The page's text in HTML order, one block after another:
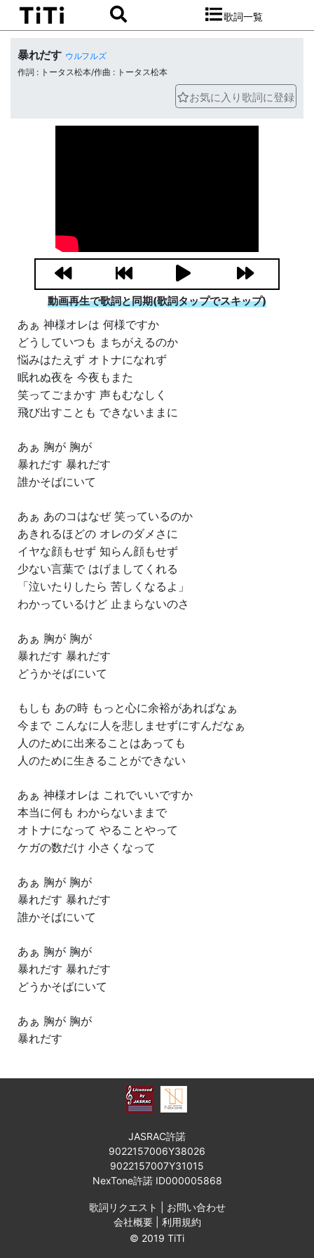
歌詞一覧
暴れだす ウルフルズ
作詞 : トータス松本/作曲 : トータス松本
お気に入り歌詞に登録
動画再生で歌詞と同期(歌詞タップでスキップ)
あぁ 神様オレは 何様ですか
どうしていつも まちがえるのか
悩みはたえず オトナになれず
眠れぬ夜を 今夜もまた
笑ってごまかす 声もむなしく
飛び出すことも できないままに
あぁ 胸が 胸が
暴れだす 暴れだす
誰かそばにいて
あぁ あのコはなぜ 笑っているのか
あきれるほどの オレのダメさに
イヤな顔もせず 知らん顔もせず
少ない言葉で はげましてくれる
「泣いたりしたら 苦しくなるよ」
わかっているけど 止まらないのさ
あぁ 胸が 胸が
暴れだす 暴れだす
どうかそばにいて
もしも あの時 もっと心に余裕があればなぁ
今まで こんなに人を悲しませずにすんだなぁ
人のために出来ることはあっても
人のために生きることができない
あぁ 神様オレは これでいいですか
本当に何も わからないままで
オトナになって やることやって
ケガの数だけ 小さくなって
あぁ 胸が 胸が
暴れだす 暴れだす
誰かそばにいて
あぁ 胸が 胸が
暴れだす 暴れだす
どうかそばにいて
あぁ 胸が 胸が
暴れだす
JASRAC許諾
9022157006Y38026
9022157007Y31015
NexTone許諾 ID000005868
歌詞リクエスト
お問い合わせ
会社概要| 利用規約
© 2019 TiTi